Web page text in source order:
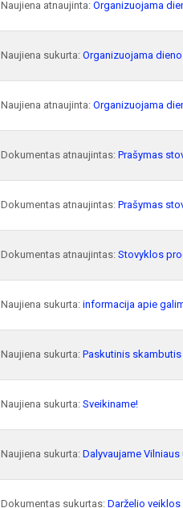
Naujiena atnaujinta: Organizuojama
Naujiena sukurta: Organizuojama
Naujiena atnaujinta: Organizuojama
Dokumentas atnaujintas: Prašymas
Dokumentas atnaujintas: Prašymas
Dokumentas atnaujintas: Stovyklos
Naujiena sukurta: informacija apie
Naujiena sukurta: Paskutinis skambutis
Naujiena sukurta: Sveikiname!
Naujiena sukurta: Dalyvaujame
Dokumentas sukurtas: Darželio